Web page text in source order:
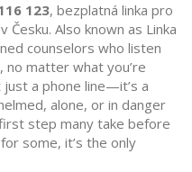
123, bezplatná linka pro
Česku. Also known as Linka
counselors who listen
matter what you’re
just a phone line—it’s a
alone, or in danger
step many take before
some, it’s the only